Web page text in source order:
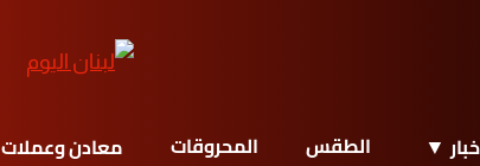
الطقس المحروقات معادن وعملات